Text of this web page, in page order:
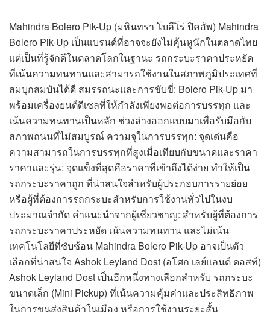
Mahindra Bolero Pik-Up (มหินทรา โบลีโร่ ปิคอัพ) Mahindra
Bolero Pik-Up เป็นแบรนด์ที่อาจจะยังไม่คุ้นหูนักในตลาดไทย
แต่เป็นที่รู้จักดีในตลาดโลกในฐานะ รถกระบะราคาประหยัด
ที่เน้นความทนทานและสามารถใช้งานในสภาพภูมิประเทศที่
สมบุกสมบันได้ดี สมรรถนะและการขับขี่: Bolero Pik-Up มา
พร้อมเครื่องยนต์ดีเซลที่ให้กำลังเพียงพอต่อการบรรทุก และ
เน้นความทนทานเป็นหลัก ช่วงล่างออกแบบมาเพื่อรับมือกับ
สภาพถนนที่ไม่สมบูรณ์ ความจุในการบรรทุก: จุดเด่นคือ
ความสามารถในการบรรทุกที่สูงเมื่อเทียบกับขนาดและราคา
ราคาและรุ่น: จุดแข็งที่สุดคือราคาที่เข้าถึงได้ง่าย ทำให้เป็น
รถกระบะราคาถูก ที่น่าสนใจสำหรับผู้ประกอบการรายย่อย
หรือผู้ที่ต้องการรถกระบะสำหรับการใช้งานทั่วไปในงบ
ประมาณจำกัด คำแนะนำจากผู้เชี่ยวชาญ: สำหรับผู้ที่ต้องการ
รถกระบะราคาประหยัด เน้นความทนทาน และไม่เน้น
เทคโนโลยีที่ซับซ้อน Mahindra Bolero Pik-Up อาจเป็นตัว
เลือกที่น่าสนใจ Ashok Leyland Dost (อโศก เลย์แลนด์ ดอสท์)
Ashok Leyland Dost เป็นอีกหนึ่งทางเลือกสำหรับ รถกระบะ
ขนาดเล็ก (Mini Pickup) ที่เน้นความคุ้มค่าและประสิทธิภาพ
ในการขนส่งสินค้าในเมือง หรือการใช้งานระยะสั้น